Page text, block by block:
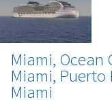
Miami, Ocean
Miami, Puerto
Miami